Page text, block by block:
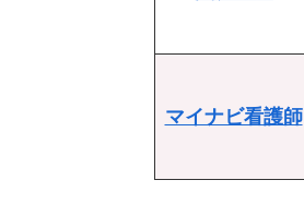
マイナビ看護師